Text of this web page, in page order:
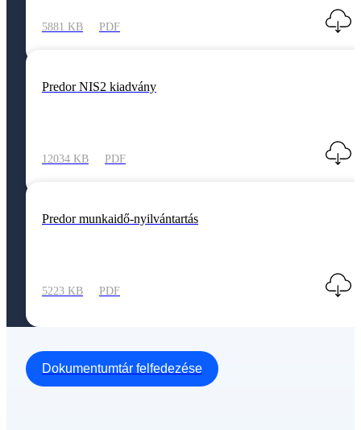
5881 KB PDF
Predor NIS2 kiadvány
12034 KB PDF
Predor munkaidő-nyilvántartás
5223 KB PDF
Dokumentumtár felfedezése